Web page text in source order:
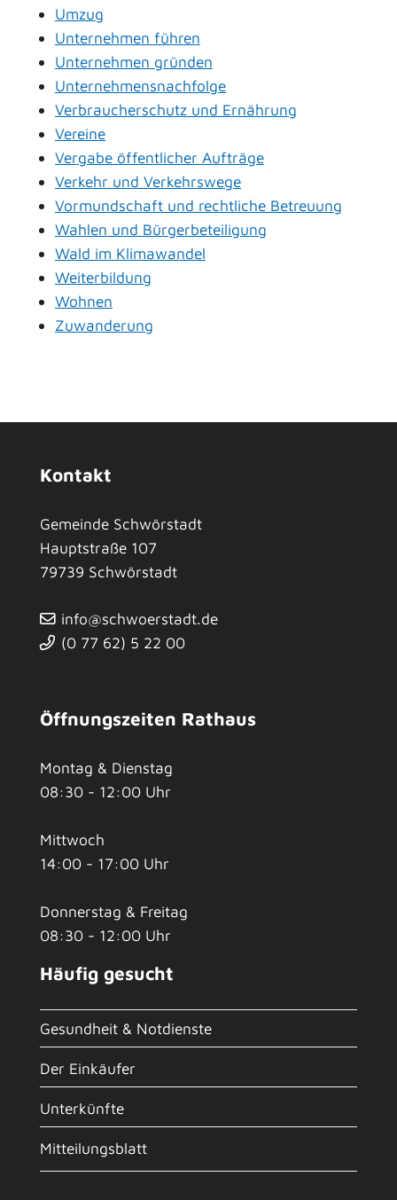
Umzug
Unternehmen führen
Unternehmen gründen
Unternehmensnachfolge
Verbraucherschutz und Ernährung
Vereine
Vergabe öffentlicher Aufträge
Verkehr und Verkehrswege
Vormundschaft und rechtliche Betreuung
Wahlen und Bürgerbeteiligung
Wald im Klimawandel
Weiterbildung
Wohnen
Zuwanderung
Kontakt
Gemeinde Schwörstadt
Hauptstraße 107
79739 Schwörstadt
info@schwoerstadt.de
(0 77 62) 5 22 00
Öffnungszeiten Rathaus
Montag & Dienstag
08:30 - 12:00 Uhr
Mittwoch
14:00 - 17:00 Uhr
Donnerstag & Freitag
08:30 - 12:00 Uhr
Häufig gesucht
Gesundheit & Notdienste
Der Einkäufer
Unterkünfte
Mitteilungsblatt